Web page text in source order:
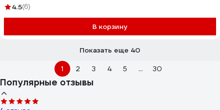
4.5(6)
В корзину
Показать еще 40
1 2 3 4 5 ... 30
Популярные отзывы